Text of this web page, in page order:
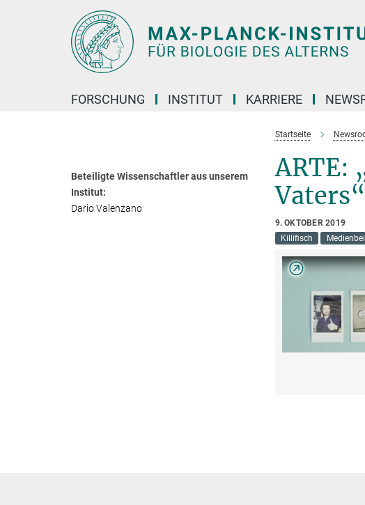
FORSCHUNG INSTITUT KARRIERE
Startseite
ARTE:
Vaters“
9. OKTOBER 2019
Killifisch
Beteiligte Wissenschaftler aus unserem
Institut:
Dario Valenzano